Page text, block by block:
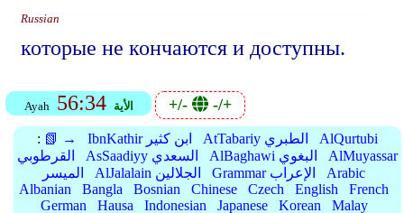
Russian
которые не кончаются и доступны.
Ayah 56:34 الأية +/- -/+
: 📗 → IbnKathir ابن كثير AtTabariy الطبري
AlQurtubi
القرطوبي
AsSaadiyy السعدي AlBaghawi البغوي
AlMuyassar
الميسر
AlJalalain الجلالين Grammar الإعراب
Arabic
Albanian
Bangla Bosnian Chinese Czech English
French
German
Hausa Indonesian Japanese Korean
Malay